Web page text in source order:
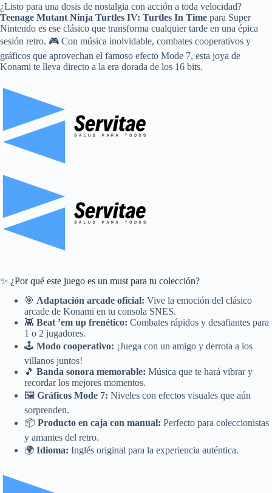
¿Listo para una dosis de nostalgia con acción a toda velocidad?
Teenage Mutant Ninja Turtles IV: Turtles In Time para Super
Nintendo es ese clásico que transforma cualquier tarde en una épica
sesión retro. 🎮 Con música inolvidable, combates cooperativos y
gráficos que aprovechan el famoso efecto Mode 7, esta joya de
Konami te lleva directo a la era dorada de los 16 bits.
✨ ¿Por qué este juego es un must para tu colección?
🎯 Adaptación arcade oficial: Vive la emoción del clásico
arcade de Konami en tu consola SNES.
👾 Beat ’em up frenético: Combates rápidos y desafiantes para
1 o 2 jugadores.
🕹️ Modo cooperativo: ¡Juega con un amigo y derrota a los
villanos juntos!
🎵 Banda sonora memorable: Música que te hará vibrar y
recordar los mejores momentos.
🖼️ Gráficos Mode 7: Niveles con efectos visuales que aún
sorprenden.
📦 Producto en caja con manual: Perfecto para coleccionistas
y amantes del retro.
🌍 Idioma: Inglés original para la experiencia auténtica.